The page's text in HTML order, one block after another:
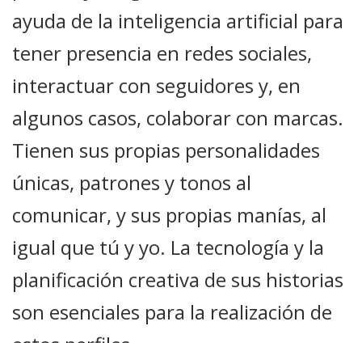
ayuda de la inteligencia artificial para
tener presencia en redes sociales,
interactuar con seguidores y, en
algunos casos, colaborar con marcas.
Tienen sus propias personalidades
únicas, patrones y tonos al
comunicar, y sus propias manías, al
igual que tú y yo. La tecnología y la
planificación creativa de sus historias
son esenciales para la realización de